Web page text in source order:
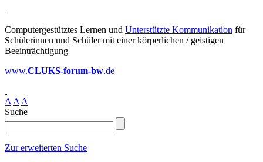
Computergestütztes Lernen und Unterstützte Kommunikation für
Schülerinnen und Schüler mit einer körperlichen / geistigen
Beeinträchtigung
www.CLUKS-forum-bw.de
A A A
Suche
Zur erweiterten Suche